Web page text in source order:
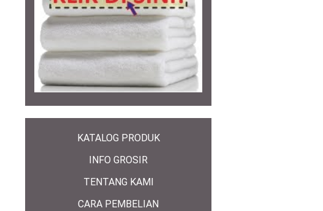
KATALOG PRODUK
INFO GROSIR
TENTANG KAMI
CARA PEMBELIAN